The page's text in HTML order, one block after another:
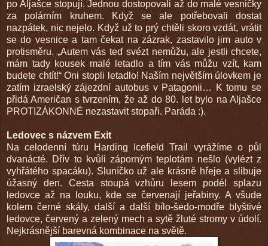
po Aljašce stopují. Jednou dostopovali až do malé vesničky
za polárním kruhem. Když se ale potřebovali dostat
nazpátek, nic nejelo. Když už to prý chtěli skoro vzdát, vrátit
se do vesnice a tam čekat na zázrak, zastavilo jim auto v
protisměru. „Autem vás teď svézt nemůžu, ale jestli chcete,
mám tady kousek malé letadlo a tím vás můžu vzít, kam
budete chtít!“ Oni stopli letadlo! Naším největším úlovkem je
zatím izraelský zájezdní autobus v Patagonii… K tomu se
přidá Američan s tvrzením, že až do 80. let bylo na Aljašce
PROTIZÁKONNÉ nezastavit stopaři. Paráda :).
Ledovec s názvem Exit
Na celodenní túru Harding Icefield Trail vyrážíme o půl
dvanácté. Dřív to kvůli záporným teplotám nešlo (vylézt z
vyhřátého spacáku). Sluníčko už ale krásně hřeje a slibuje
úžasný den. Cesta stoupá vzhůru lesem podél splazu
ledovce až na louku, kde se červenají jeřabiny. A všude
kolem černé skály, další a další bílo-šedo-modře blyštivé
ledovce, červený a zelený mech a sytě žluté stromy v údolí.
Nejkrásnější barevná kombinace na světě.